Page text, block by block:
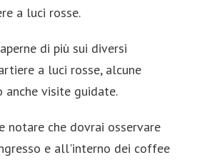
a luci rosse.
di più sui diversi
a luci rosse, alcune
visite guidate.
notare che dovrai osservare
e all'interno dei coffee